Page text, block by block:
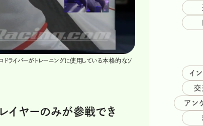
ライバーがトレーニングに使用している本格的なソ
イヤーのみが参戦でき
イ
交
アン